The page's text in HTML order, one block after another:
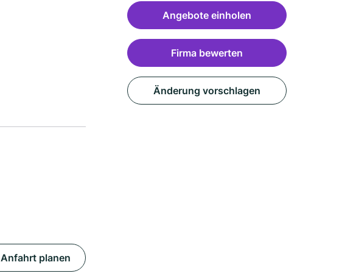
Anfahrt planen
Angebote einholen
Firma bewerten
Änderung vorschlagen